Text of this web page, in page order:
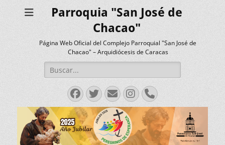
Parroquia "San José de
Chacao"
Página Web Oficial del Complejo Parroquial "San José de
Chacao" – Arquidiócesis de Caracas
Buscar:
Facebook
Twitter
Correo
electrónico
Instagram
Teléfono